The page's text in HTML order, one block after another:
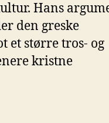
Hans
den greske
et større tros- og
kristne